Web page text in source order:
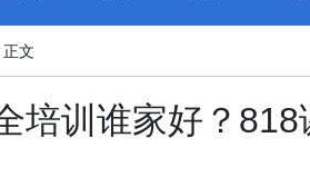
正文
培训谁家好？